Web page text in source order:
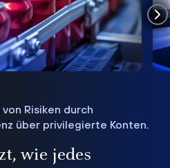
Risiken durch
über privilegierte Konten.
wie jedes